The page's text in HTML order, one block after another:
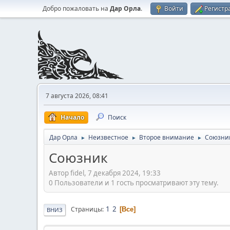
Добро пожаловать на Дар Орла. Войти
7 августа 2026, 08:41
Начало Поиск
Дар Орла ► Неизвестное ► Второе внимание ►
Союзник
Автор fidel, 7 декабря 2024, 19:33
0 Пользователи и 1 гость просматривают эту тему.
ВНИЗ Страницы 1 2 Все